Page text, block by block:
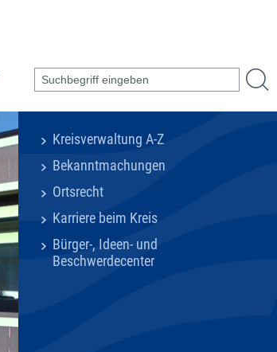
Kreisverwaltung A-Z
Bekanntmachungen
Ortsrecht
Karriere beim Kreis
Bürger-, Ideen- und
Beschwerdecenter